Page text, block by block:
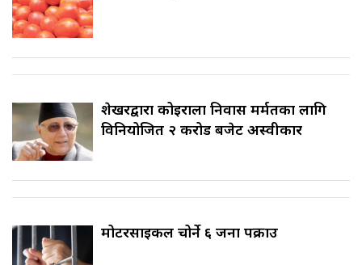
शेखरद्वारा कोइराला निवास मर्मतका लागि
विनियोजित २ करोड बजेट अस्वीकार
मोटरसाइकल चोर्ने ६ जना पक्राउ